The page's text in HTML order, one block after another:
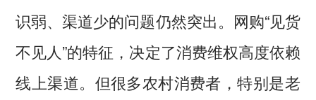
识弱、渠道少的问题仍然突出。网购“见货
不见人”的特征，决定了消费维权高度依赖
线上渠道。但很多农村消费者，特别是老